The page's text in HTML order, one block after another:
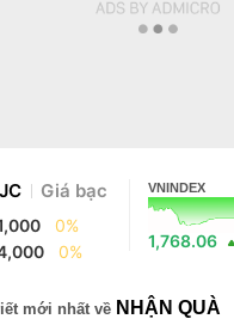
Giá bạc
0%
0%
VNINDEX
1,768.06
mới nhất về NHẬN QUÀ